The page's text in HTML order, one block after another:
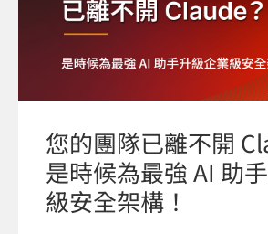
您的團隊已離不開
是時候為最強 AI 助
級安全架構！